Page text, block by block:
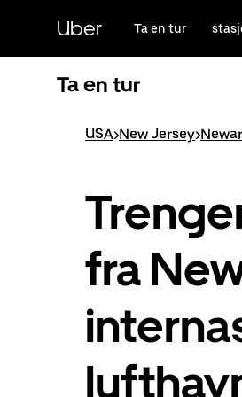
hovedinnholdet
Uber Ta en tur
Ta en tur
USA>New Jersey>
fra